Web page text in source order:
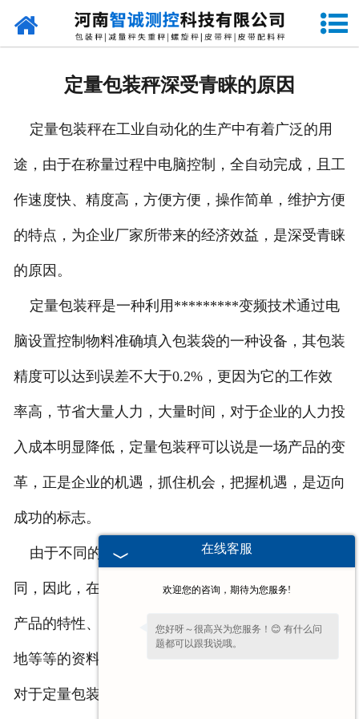
网站首页
设备原理
联系我们
定量包装秤深受青睐的原因
定量包装秤在工业自动化的生产中有着广泛的用
途，由于在称量过程中电脑控制，全自动完成，且工
作速度快、精度高，方便方便，操作简单，维护方便
的特点，为企业厂家所带来的经济效益，是深受青睐
的原因。
定量包装秤是一种利用*********变频技术通过电
脑设置控制物料准确填入包装袋的一种设备，其包装
精度可以达到误差不大于0.2%，更因为它的工作效
率高，节省大量人力，大量时间，对于企业的人力投
入成本明显降低，定量包装秤可以说是一场产品的变
革，正是企业的机遇，抓住机会，把握机遇，是迈向
成功的标志。
由于不同的需求以及使用现场及物料均有所不
同，因此，在选则定量包装秤时，一定要请将所包装
产品的特性、包装袋、预期的生产量、上料方式、场
地等等的资料，提供给厂家以便于厂家专注技术人员
对于定量包装秤的设置，在这里提醒一定要选择有相
在线客服
欢迎您的咨询，期待为您服务!
您好呀～很高兴为您服务！😊 有什么问
题都可以跟我说哦。